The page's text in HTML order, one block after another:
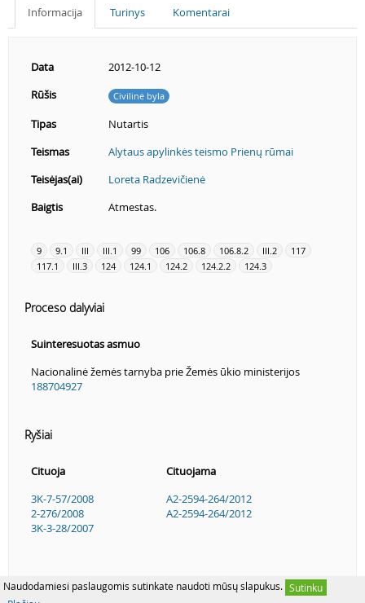
Naudodamiesi paslaugomis sutinkate naudoti mūsų slapukus. Sutinku
Informacija Turinys Komentarai
Data
2012-10-12
Rūšis
Civilinė byla
Tipas
Nutartis
Teismas
Alytaus apylinkės teismo Prienų rūmai
Teisėjas(ai)
Loreta Radzevičienė
Baigtis
Atmestas.
9 9.1 III III.1 99 106 106.8 106.8.2 III.2
117
117.1
III.3 124 124.1 124.2 124.2.2 124.3
Proceso dalyviai
Suinteresuotas asmuo
Nacionalinė žemės tarnyba prie Žemės ūkio ministerijos
188704927
Ryšiai
Cituoja
Cituojama
3K-7-57/2008
2-276/2008
3K-3-28/2007
A2-2594-264/2012
A2-2594-264/2012